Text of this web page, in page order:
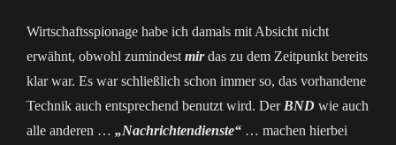
Wirtschaftsspionage habe ich damals mit Absicht nicht
erwähnt, obwohl zumindest mirdas zu dem Zeitpunkt bereits
klar war. Es war schließlich schon immer so, das vorhandene
Technik auch entsprechend benutzt wird. Der BND wie auch
alle anderen … „Nachrichtendienste“ … machen hierbei